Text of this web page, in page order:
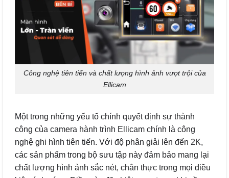
Công nghệ tiên tiến và chất lượng hình ảnh vượt trội của
Ellicam
Một trong những yếu tố chính quyết định sự thành
công của camera hành trình Ellicam chính là công
nghệ ghi hình tiên tiến. Với độ phân giải lên đến 2K,
các sản phẩm trong bộ sưu tập này đảm bảo mang lại
chất lượng hình ảnh sắc nét, chân thực trong mọi điều